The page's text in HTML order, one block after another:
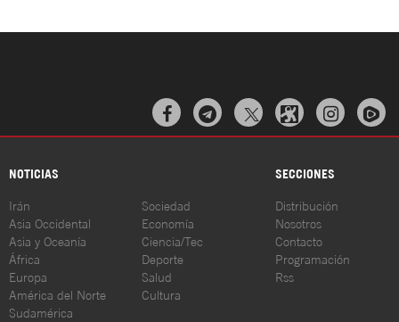
  
NOTICIAS SECCIONES
Irán
Asia Occidental
Asia y Oceanía
África
Europa
América del Norte
Sudamérica
Sociedad
Economía
Ciencia/Tec
Deporte
Salud
Cultura
Distribución
Nosotros
Contacto
Programación
Rss